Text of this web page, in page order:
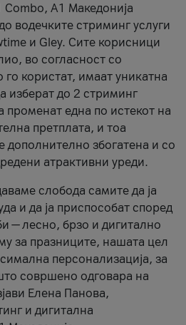
А1 Македонија
водечките стриминг услуги
и Gley. Сите корисници
во согласност со
користат, имаат уникатна
изберат до 2 стриминг
променат една по истекот на
претплата, и тоа
дополнително збогатена и со
атрактивни уреди.
слобода самите да ја
и да ја приспособат според
— лесно, брзо и дигитално
за празниците, нашата цел
персонализација, за
совршено одговара на
Елена Панова,
и дигитална